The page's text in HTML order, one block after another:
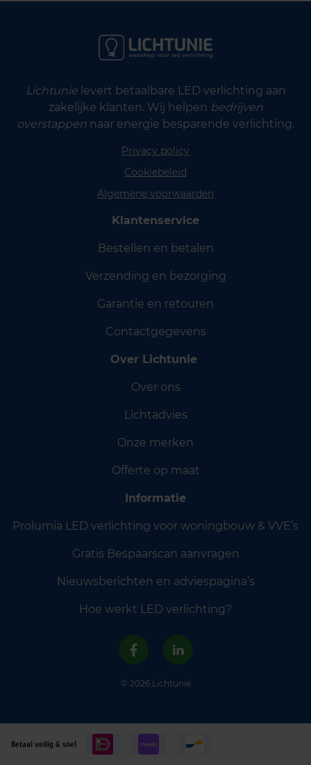
Lichtunielevert betaalbare LED verlichting aan
zakelijke klanten. Wij helpen bedrijven
overstappen naar energie besparende verlichting.
Privacy policy
Cookiebeleid
Algemene voorwaarden
Klantenservice
Bestellen en betalen
Verzending en bezorging
Garantie en retouren
Contactgegevens
Over Lichtunie
Over ons
Lichtadvies
Onze merken
Offerte op maat
Informatie
Prolumia LED verlichting voor woningbouw & VVE’s
Gratis Bespaarscan aanvragen
Nieuwsberichten en adviespagina’s
Hoe werkt LED verlichting?
© 2026 Lichtunie
Betaal veilig & snel